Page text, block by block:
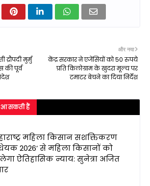
और नया
केंद्र सरकार ने एजेंसियों को 50 रुपये
प्रति किलोग्राम के खुदरा मूल्य पर
टमाटर बेचने का दिया निर्देश
द्रौपदी मुर्मु
की पूर्व
आ सकती हैं
महिला किसान सशक्तिकरण
2026’ से महिला किसानों को
ऐतिहासिक न्याय: सुनेत्रा अजित